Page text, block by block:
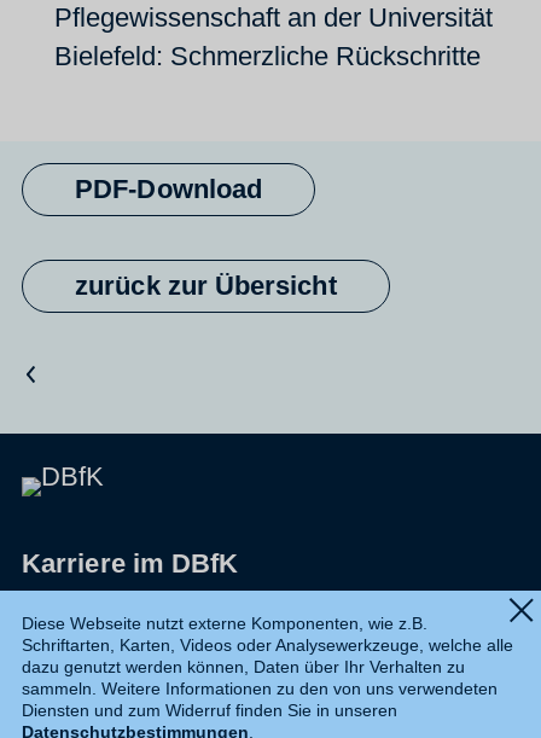
Pflegewissenschaft an der Universität
Bielefeld: Schmerzliche Rückschritte
zurück zur Übersicht
PDF-Download
Vorheriger Artikel
Karriere im DBfK
Datenschutz
Shop
Diese Webseite nutzt externe Komponenten, wie z.B.
Schriftarten, Karten, Videos oder Analysewerkzeuge, welche alle
dazu genutzt werden können, Daten über Ihr Verhalten zu
sammeln. Weitere Informationen zu den von uns verwendeten
Diensten und zum Widerruf finden Sie in unseren
Datenschutzbestimmungen.